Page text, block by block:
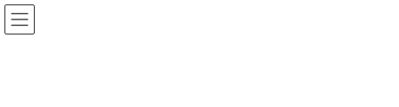
コ
ン
ナ
ビ